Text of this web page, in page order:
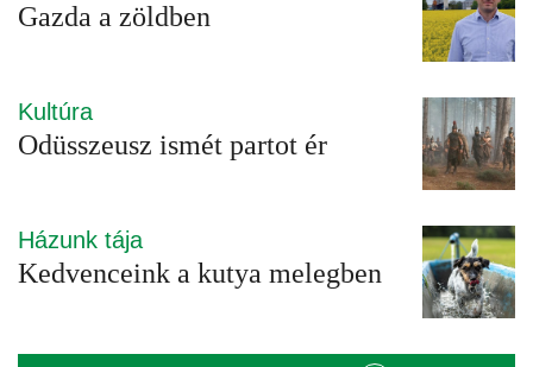
Gazda a zöldben
Kultúra
Odüsszeusz ismét partot ér
Házunk tája
Kedvenceink a kutya melegben